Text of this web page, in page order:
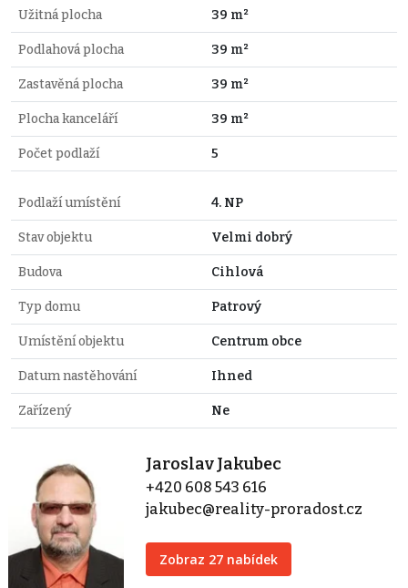
Užitná plocha 39 m²
Podlahová plocha 39 m²
Zastavěná plocha 39 m²
Plocha kanceláří 39 m²
Počet podlaží 5
Podlaží umístění 4. NP
Stav objektu Velmi dobrý
Budova Cihlová
Typ domu Patrový
Umístění objektu Centrum obce
Datum nastěhování Ihned
Zařízený Ne
Jaroslav Jakubec
+420 608 543 616
jakubec@reality-proradost.cz
Zobraz 27 nabídek